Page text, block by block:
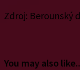
Zdroj: Berounský
You may also